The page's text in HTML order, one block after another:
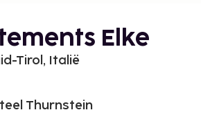
Elke
Tirol, Italië
Thurnstein